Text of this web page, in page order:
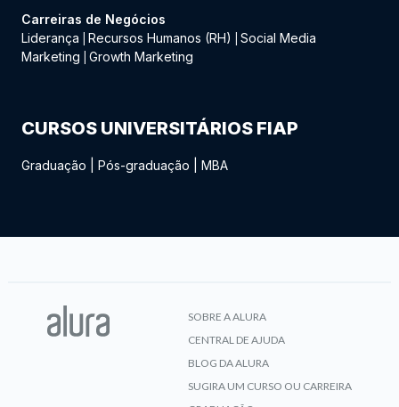
Carreiras de Negócios
Liderança
Recursos Humanos (RH)
Social Media
Marketing
Growth Marketing
CURSOS UNIVERSITÁRIOS FIAP
Graduação Pós-graduação MBA
SOBRE A ALURA
CENTRAL DE AJUDA
BLOG DA ALURA
SUGIRA UM CURSO OU CARREIRA